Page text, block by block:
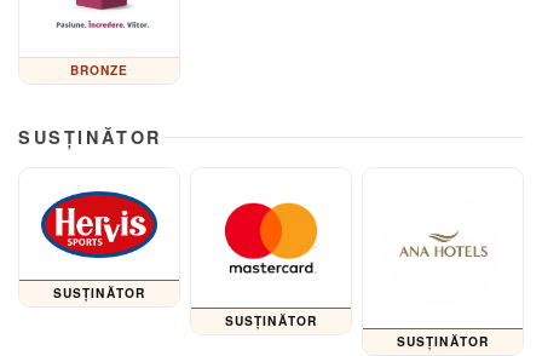
BRONZE
SUSȚINĂTOR
SUSȚINĂTOR
SUSȚINĂTOR
SUSȚINĂTOR